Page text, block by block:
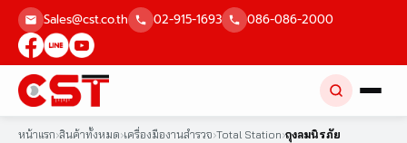
Skip
content
Sales@cst.co.th 02-915-1693 086-086-2000
หน้าแรก›สินค้าทั้งหมด›เครื่องมืองานสำรวจ›Total Station›ถุงลมนิรภัย